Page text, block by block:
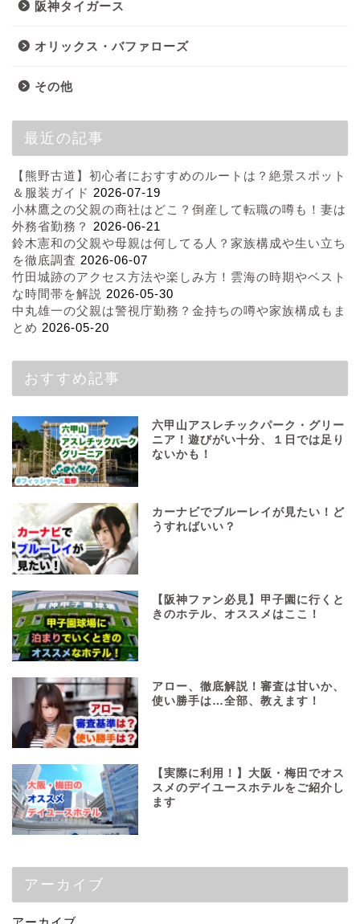
阪神タイガース
オリックス・バファローズ
その他
最近の記事
【熊野古道】初心者におすすめのルートは？絶景スポット
＆服装ガイド 2026-07-19
小林鷹之の父親の商社はどこ？倒産して転職の噂も！妻は
外務省勤務？
2026-06-21
鈴木憲和の父親や母親は何してる人？家族構成や生い立ち
を徹底調査 2026-06-07
竹田城跡のアクセス方法や楽しみ方！雲海の時期やベスト
な時間帯を解説 2026-05-30
中丸雄一の父親は警視庁勤務？金持ちの噂や家族構成もま
とめ 2026-05-20
おすすめ記事
六甲山アスレチックパーク・グリー
ニア！遊びがい十分、１日では足り
ないかも！
カーナビでブルーレイが見たい！ど
うすればいい？
【阪神ファン必見】甲子園に行くと
きのホテル、オススメはここ！
アロー、徹底解説！審査は甘いか、
使い勝手は…全部、教えます！
【実際に利用！】大阪・梅田でオス
スメのデイユースホテルをご紹介し
ます
アーカイブ